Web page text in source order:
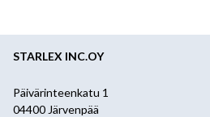
STARLEX INC.OY
Päivärinteenkatu 1
04400 Järvenpää